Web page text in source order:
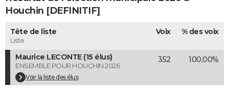
Carte de Noël
Carte Bonne année
Carte Saint-Valentin
Carte Pâques
Carte d'anniversaire
DICTIONNAIRE
Dictionnaire
Biographies
Citations
Expressions
Proverbes
PROGRAMME TV
COPAINS D'AVANT
S'inscrire
Se connecter
Lycées
Collèges
Primaires
Universités
Entreprises
Service militaire
Avis de recherche
AVIS DE DÉCÈS
Houchin [DEFINITIF]
Tête de liste
Liste
Voix % des voix
Maurice LECONTE (15 élus)
ENSEMBLE POUR HOUCHIN 2026
Voir la liste des élus
352 100,00%